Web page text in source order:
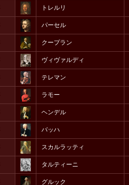
トレルリ
パーセル
クープラン
ヴィヴァルディ
テレマン
ラモー
ヘンデル
バッハ
スカルラッティ
タルティーニ
グルック